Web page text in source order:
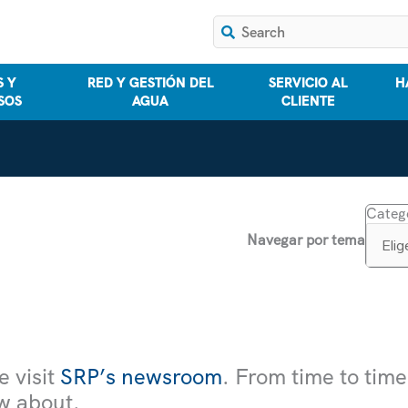
Y
RED Y GESTIÓN DEL
AGUA
SERVICIO AL
CLIENTE
Navegar por tema
visit SRP’s newsroom. From time to